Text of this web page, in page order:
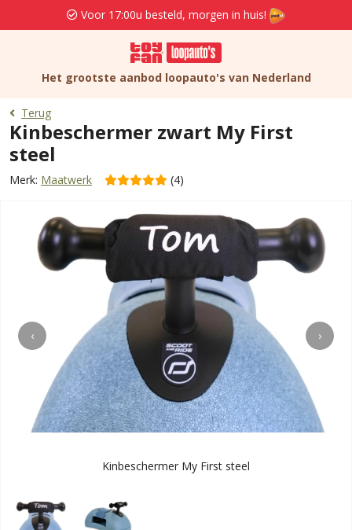
Voor 17:00u besteld, morgen in huis!
Het grootste aanbod loopauto's van Nederland
Terug
Kinbeschermer zwart My First
steel
Merk: Maatwerk (4)
‹ ›
Kinbeschermer My First steel